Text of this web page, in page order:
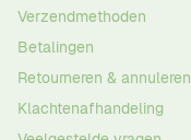
Verzendmethoden
Betalingen
Retourneren & annuleren
Klachtenafhandeling